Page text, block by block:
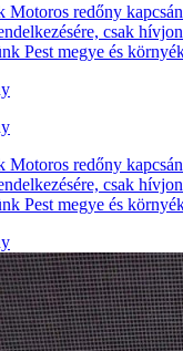
Motoros redőny
csak
Pest megye és
Motoros redőny
csak
Pest megye és